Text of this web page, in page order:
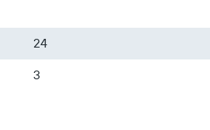
24
3